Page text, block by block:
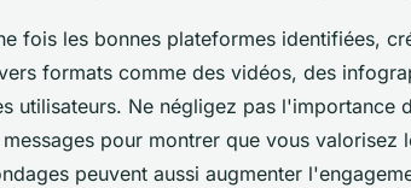
fois les bonnes plateformes identifiées,
formats comme des vidéos, des
utilisateurs. Ne négligez pas l'importance
pour montrer que vous
peuvent aussi augmenter